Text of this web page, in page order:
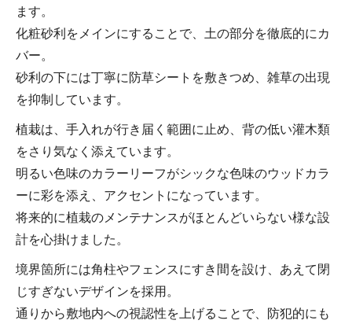
ます。
化粧砂利をメインにすることで、土の部分を徹底的にカ
バー。
砂利の下には丁寧に防草シートを敷きつめ、雑草の出現
を抑制しています。
植栽は、手入れが行き届く範囲に止め、背の低い灌木類
をさり気なく添えています。
明るい色味のカラーリーフがシックな色味のウッドカラ
ーに彩を添え、アクセントになっています。
将来的に植栽のメンテナンスがほとんどいらない様な設
計を心掛けました。
境界箇所には角柱やフェンスにすき間を設け、あえて閉
じすぎないデザインを採用。
通りから敷地内への視認性を上げることで、防犯的にも